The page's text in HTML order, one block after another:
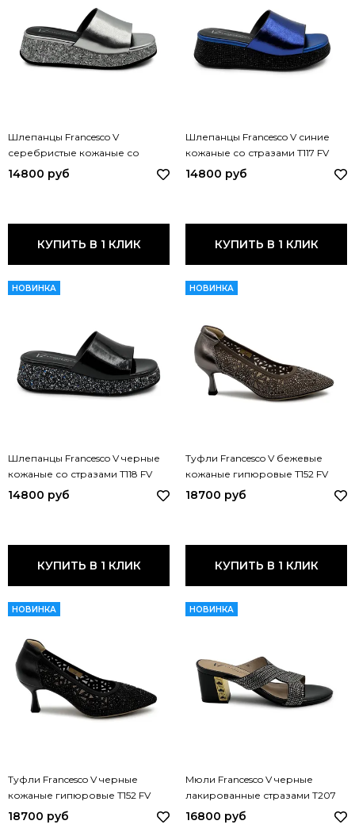
Шлепанцы Francesco V
серебристые кожаные со
стразами T118 FV ARGENTO
14800 руб
КУПИТЬ В 1 КЛИК
Шлепанцы Francesco V синие
кожаные со стразами T117 FV
BLU
14800 руб
КУПИТЬ В 1 КЛИК
НОВИНКА
Шлепанцы Francesco V черные
кожаные со стразами T118 FV
NERO
14800 руб
КУПИТЬ В 1 КЛИК
НОВИНКА
Туфли Francesco V бежевые
кожаные гипюровые T152 FV
BEIGE
18700 руб
КУПИТЬ В 1 КЛИК
НОВИНКА
Туфли Francesco V черные
кожаные гипюровые T152 FV
NERO
18700 руб
НОВИНКА
Мюли Francesco V черные
лакированные стразами T207
FV
16800 руб